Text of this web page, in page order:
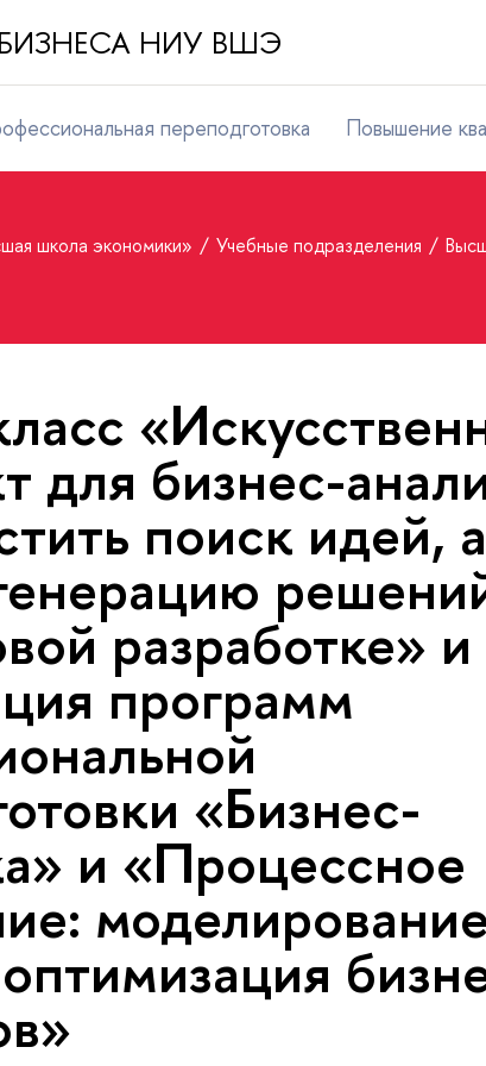
НИУ ВШЭ
переподготовка Повышение
школа экономики» Учебные подразделения
для бизнес-
поиск идей,
разработке» и
программ
«Бизнес-
и «Процессное